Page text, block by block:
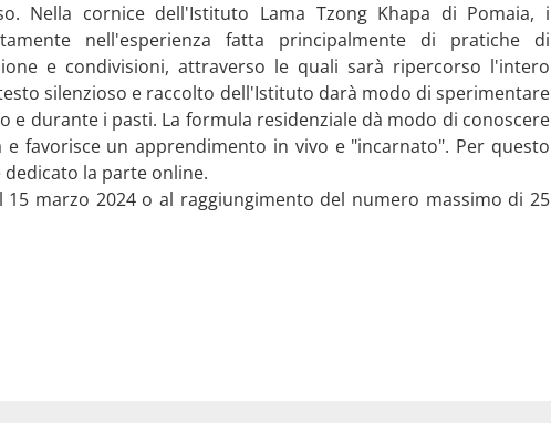
Nella cornice dell'Istituto Lama Tzong Khapa di Pomaia, i
nell'esperienza fatta principalmente di pratiche di
e condivisioni, attraverso le quali sarà ripercorso l'intero
silenzioso e raccolto dell'Istituto darà modo di sperimentare
durante i pasti. La formula residenziale dà modo di conoscere
favorisce un apprendimento in vivo e "incarnato". Per questo
la parte online.
marzo 2024 o al raggiungimento del numero massimo di 25